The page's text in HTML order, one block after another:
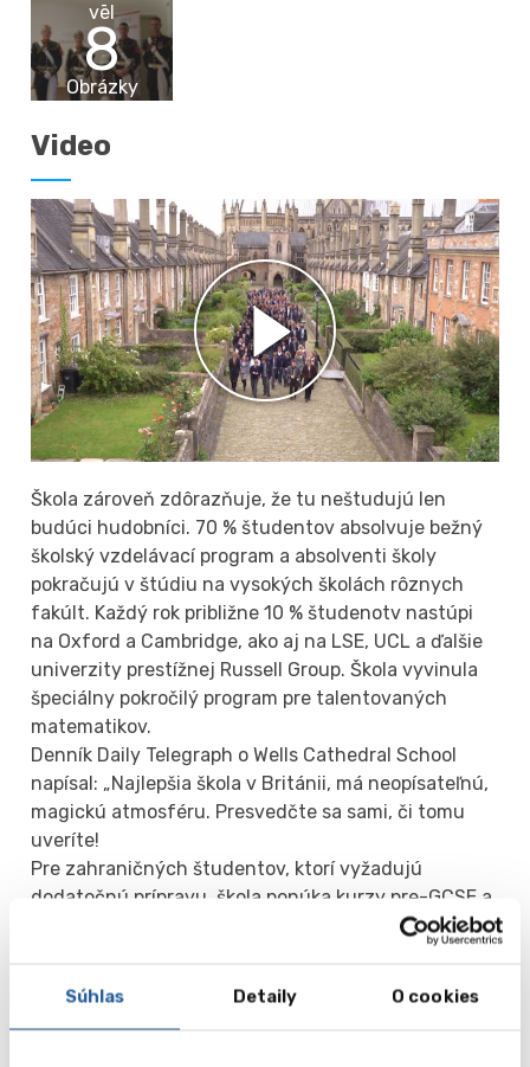
Súhlas Detaily O cookies
vēl
8
Obrázky
Video
Škola zároveň zdôrazňuje, že tu neštudujú len
budúci hudobníci. 70 % študentov absolvuje bežný
školský vzdelávací program a absolventi školy
pokračujú v štúdiu na vysokých školách rôznych
fakúlt. Každý rok približne 10 % študenotv nastúpi
na Oxford a Cambridge, ako aj na LSE, UCL a ďalšie
univerzity prestížnej Russell Group. Škola vyvinula
špeciálny pokročilý program pre talentovaných
matematikov.
Denník Daily Telegraph o Wells Cathedral School
napísal: „Najlepšia škola v Británii, má neopísateľnú,
magickú atmosféru. Presvedčte sa sami, či tomu
uveríte!
Pre zahraničných študentov, ktorí vyžadujú
dodatočnú prípravu, škola ponúka kurzy pre-GCSE a